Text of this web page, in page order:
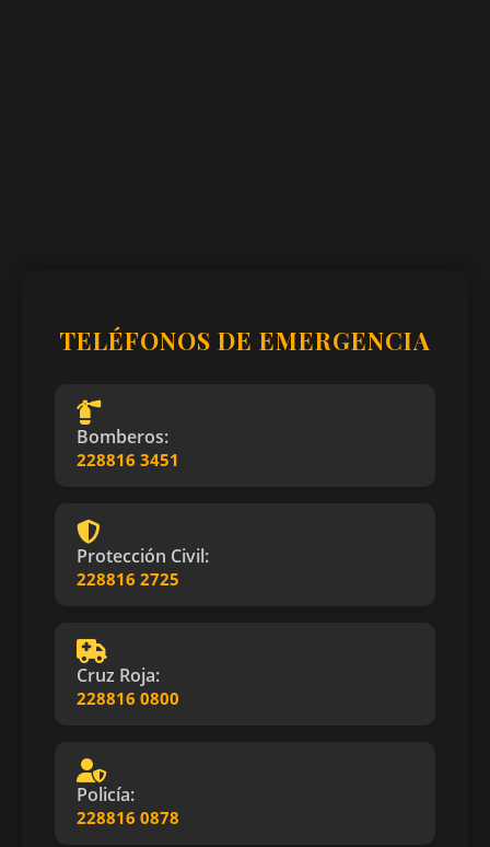
TELÉFONOS DE EMERGENCIA
Bomberos:
228816 3451
Protección Civil:
228816 2725
Cruz Roja:
228816 0800
Policía:
228816 0878